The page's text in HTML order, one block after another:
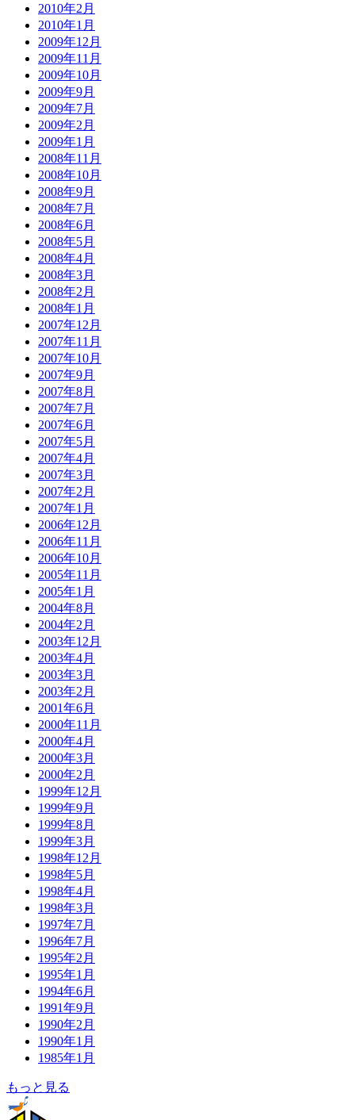
2010年2月
2010年1月
2009年12月
2009年11月
2009年10月
2009年9月
2009年7月
2009年2月
2009年1月
2008年11月
2008年10月
2008年9月
2008年7月
2008年6月
2008年5月
2008年4月
2008年3月
2008年2月
2008年1月
2007年12月
2007年11月
2007年10月
2007年9月
2007年8月
2007年7月
2007年6月
2007年5月
2007年4月
2007年3月
2007年2月
2007年1月
2006年12月
2006年11月
2006年10月
2005年11月
2005年1月
2004年8月
2004年2月
2003年12月
2003年4月
2003年3月
2003年2月
2001年6月
2000年11月
2000年4月
2000年3月
2000年2月
1999年12月
1999年9月
1999年8月
1999年3月
1998年12月
1998年5月
1998年4月
1998年3月
1997年7月
1996年7月
1995年2月
1995年1月
1994年6月
1991年9月
1990年2月
1990年1月
1985年1月
もっと見る